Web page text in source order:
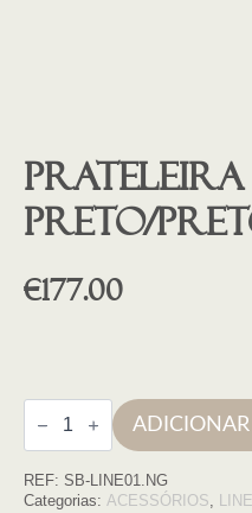
Prateleira
preto/
€177.00
Quantidade
de
Prateleira
40cm
preto/preto
ADICIONAR
REF: SB-LINE01.NG
Categorias: ACESSÓRIOS, LINE